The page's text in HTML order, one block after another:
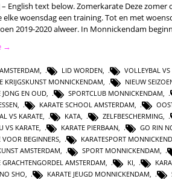
– English text below. Zomerkarate Deze
elke woensdag een training. Tot en met
2019-2020 alweer. In Monnickendam
→
, LID WORDEN, VOLLEYBAL VS
KRIJGSKUNST MONNICKENDAM, NIEUW
JONG EN OUD, SPORTCLUB MONNICKENDAM,
, KARATE SCHOOL AMSTERDAM,
VS KARATE, KATA, ZELFBESCHERMING,
VS KARATE, KARATE PIERBAAN, GO RIN
VOOR BEGINNERS, KARATESPORT
AMSTERDAM, SPORT MONNICKENDAM,
GRACHTENGORDEL AMSTERDAM
KI
SHO
KARATE JEUGD MONNICKENDAM